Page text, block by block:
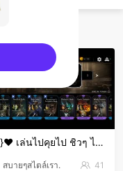
Live }❤️ เล่นไปคุยไป ชิวๆ ไม่เก่งน่ะ 🤣🤣🤣 ขำๆ .
สบายๆสไตล์เรา. 41